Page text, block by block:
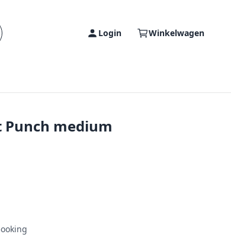
Login Winkelwagen
Punch medium